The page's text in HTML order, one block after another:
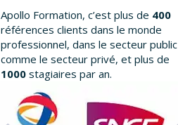
Apollo Formation, c’est plus de 400
références clients dans le monde
professionnel, dans le secteur public
comme le secteur privé, et plus de
1000 stagiaires par an.
Précédent